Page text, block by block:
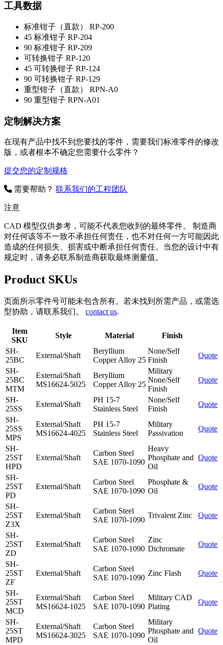
工具数据
标准钳子（直款）
RP-200
45 标准钳子 RP-204
90 标准钳子 RP-209
可转换钳子 RP-120
45 可转换钳子 RP-124
90 可转换钳子 RP-129
重型钳子（直款）
RPN-A0
90 重型钳子 RPN-A01
定制解决方案
在现有产品中找不到您要找的零件，需要我们标准零件的修改
版，或者根本不确定您需要什么零件？
提交您的定制规格
需要帮助？ 联系我们的工程团队
注意
CAD 模型仅供参考，可能不代表您收到的最终零件。 制造商
对任何该等不一致不承担任何责任，也不对任何一方可能因此
造成的任何损失、损害或中断承担任何责任。当您的设计中有
规定时，请务必联系制造商获取最终测量值。
Product SKUs
页面所示零件号可能未包含所有。若未找到所需产品，或需选
型协助，请联系我们。 contact us.
Item
SKU
Style Material Finish
SH-
25BC
External/Shaft
Beryllium
Copper Alloy 25
None/Self
Finish
Quote
SH-
25BC
MTM
External/Shaft
MS16624-5025
Beryllium
Copper Alloy 25
Military
None/Self
Finish
Quote
SH-
25SS
External/Shaft
PH 15-7
Stainless Steel
None/Self
Finish
Quote
SH-
25SS
MPS
External/Shaft
MS16624-4025
PH 15-7
Stainless Steel
Military
Passivation
Quote
SH-
25ST
HPD
External/Shaft
Carbon Steel
SAE 1070-1090
Heavy
Phosphate and
Oil
Quote
SH-
25ST
PD
External/Shaft
Carbon Steel
SAE 1070-1090
Phosphate &
Oil
Quote
SH-
25ST
Z3X
External/Shaft
Carbon Steel
SAE 1070-1090
Trivalent Zinc Quote
SH-
25ST
ZD
External/Shaft
Carbon Steel
SAE 1070-1090
Zinc
Dichromate
Quote
SH-
25ST
ZF
External/Shaft
Carbon Steel
SAE 1070-1090
Zinc Flash Quote
SH-
25ST
MCD
External/Shaft
MS16624-1025
Carbon Steel
SAE 1070-1090
Military CAD
Plating
Quote
SH-
25ST
MPD
External/Shaft
MS16624-3025
Carbon Steel
SAE 1070-1090
Military
Phosphate and
Oil
Quote